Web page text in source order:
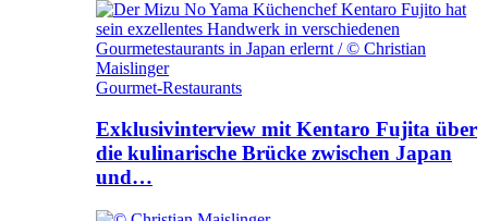
Gourmet-Restaurants
Exklusivinterview mit Kentaro Fujita über
die kulinarische Brücke zwischen Japan
und…